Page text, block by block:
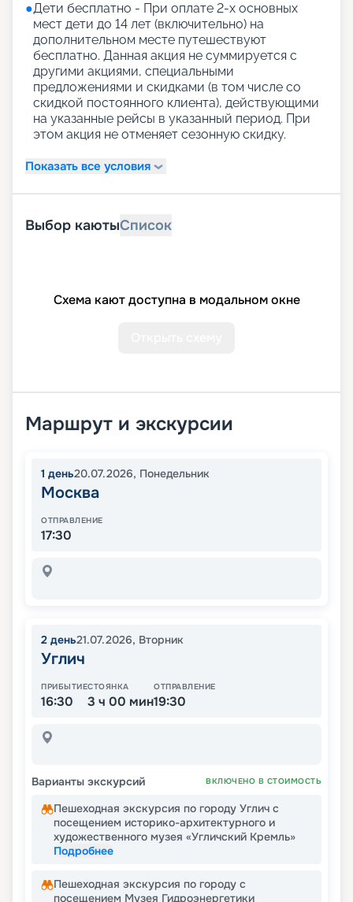
●Дети бесплатно - При оплате 2-х основных
мест дети до 14 лет (включительно) на
дополнительном месте путешествуют
бесплатно. Данная акция не суммируется с
другими акциями, специальными
предложениями и скидками (в том числе со
скидкой постоянного клиента), действующими
на указанные рейсы в указанный период. При
этом акция не отменяет сезонную скидку.
Показать все условия
Выбор каютыСписок
Схема кают доступна в модальном окне
Маршрут и экскурсии
1 день20.07.2026, Понедельник
Москва
ОТПРАВЛЕНИЕ
17:30
2 день21.07.2026, Вторник
Углич
ПРИБЫТИЕ
16:30
СТОЯНКА
3 ч 00 мин
ОТПРАВЛЕНИЕ
19:30
Варианты экскурсий ВКЛЮЧЕНО В СТОИМОСТЬ
Пешеходная экскурсия по городу Углич с
посещением историко-архитектурного и
художественного музея «Угличский Кремль»
Подробнее
Пешеходная экскурсия по городу с
посещением Музея Гидроэнергетики